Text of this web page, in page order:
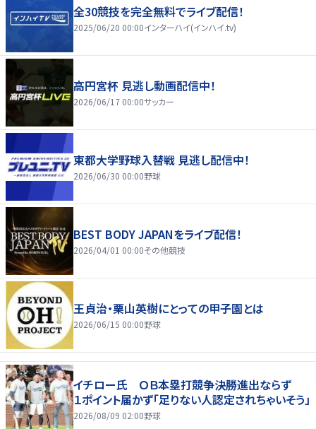
全30競技を完全無料でライブ配信！
2025/06/20 00:00インターハイ(インハイ.tv)
高円宮杯 見逃し動画配信中！
2026/06/17 00:00サッカー
東都大学野球入替戦 見逃し配信中！
2026/06/30 00:00野球
BEST BODY JAPANをライブ配信！
2026/04/01 00:00その他競技
王貞治・栗山英樹にとっての甲子園とは
2026/06/15 00:00野球
イチロー氏 ＯＢ本塁打競争決勝進出ならず
１ポイント届かず「足りない人認定されちゃいそう」
2026/08/09 02:00野球